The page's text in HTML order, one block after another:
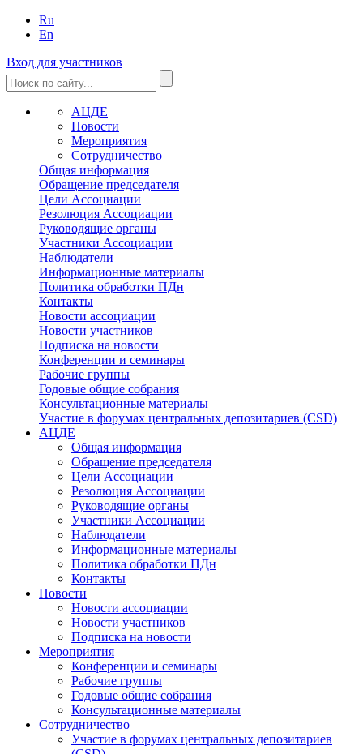
Ru
En
Вход для участников
АЦДЕ
Новости
Мероприятия
Сотрудничество
Общая информация
Обращение председателя
Цели Ассоциации
Резолюция Ассоциации
Руководящие органы
Участники Ассоциации
Наблюдатели
Информационные материалы
Политика обработки ПДн
Контакты
Новости ассоциации
Новости участников
Подписка на новости
Конференции и семинары
Рабочие группы
Годовые общие собрания
Консультационные материалы
Участие в форумах центральных депозитариев (CSD)
АЦДЕ
Общая информация
Обращение председателя
Цели Ассоциации
Резолюция Ассоциации
Руководящие органы
Участники Ассоциации
Наблюдатели
Информационные материалы
Политика обработки ПДн
Контакты
Новости
Новости ассоциации
Новости участников
Подписка на новости
Мероприятия
Конференции и семинары
Рабочие группы
Годовые общие собрания
Консультационные материалы
Сотрудничество
Участие в форумах центральных депозитариев